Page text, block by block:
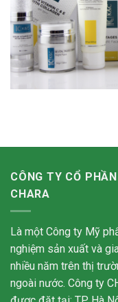
CÔNG TY CỔ
CHARA
Là một Công ty Mỹ
nghiệm sản xuất và
nhiều năm trên thị
ngoài nước. Công ty